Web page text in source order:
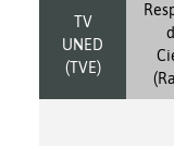
TV
UNED
(TVE)